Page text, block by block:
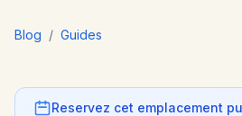
Blog / Guides
Reservez cet emplacement